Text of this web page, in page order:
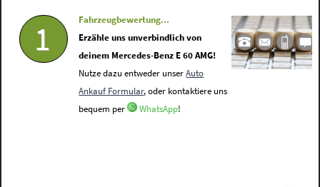
1
Fahrzeugbewertung...
Erzähle uns unverbindlich von
deinem Mercedes-Benz E 60 AMG!
Nutze dazu entweder unserAuto
Ankauf Formular, oder kontaktiere uns
bequem per
WhatsApp!